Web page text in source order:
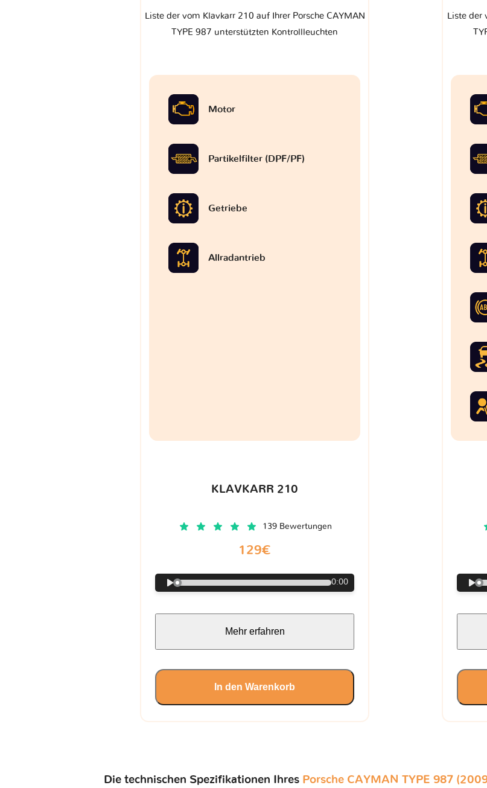
Liste der vom Klavkarr 210 auf Ihrer Porsche CAYMAN
TYPE 987 unterstützten Kontrollleuchten
Motor
Partikelfilter (DPF/PF)
Getriebe
Allradantrieb
KLAVKARR 210
139 Bewertungen
129€
0:00
Mehr erfahren
In den Warenkorb
Liste der
Die technischen Spezifikationen Ihres Porsche CAYMAN TYPE 987